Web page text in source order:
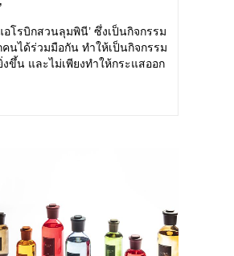
อโรบิกสวนลุมพินี’ ซึ่งเป็นกิจกรรม
คนได้ร่วมมือกัน ทำให้เป็นกิจกรรม
ขึ้น และไม่เพียงทำให้กระแสออก
หลายพื้นที่ของประเทศที่อยากออก